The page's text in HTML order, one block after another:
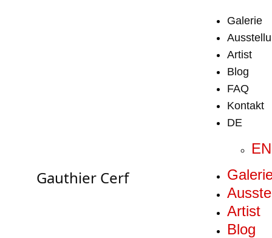
Gauthier Cerf
Galerie
Artist
Blog
FAQ
Kontakt
DE
EN
Artist
Blog